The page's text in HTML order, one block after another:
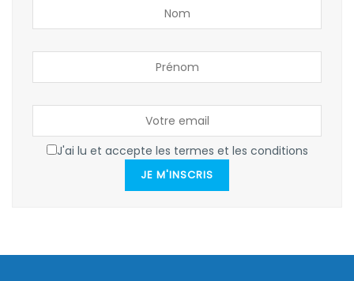
J'ai lu et accepte les termes et les conditions
JE M'INSCRIS